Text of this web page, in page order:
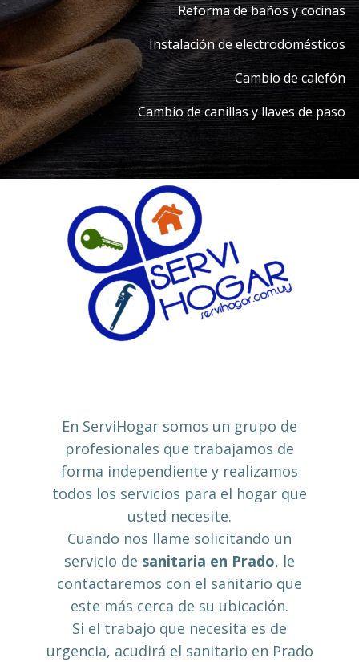
Reforma de baños y cocinas
Instalación de electrodomésticos
Cambio de calefón
Cambio de canillas y llaves de paso
En ServiHogar somos un grupo de
profesionales que trabajamos de
forma independiente y realizamos
todos los servicios para el hogar que
usted necesite.
Cuando nos llame solicitando un
servicio de sanitaria en Prado, le
contactaremos con el sanitario que
este más cerca de su ubicación.
Si el trabajo que necesita es de
urgencia, acudirá el sanitario en Prado